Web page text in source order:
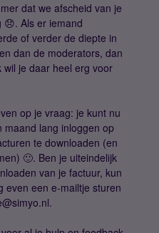
dat we afscheid van je
😞. Als er iemand
of verder de diepte in
dan de moderators, dan
wil je daar heel erg voor
op je vraag: je kunt nu
maand lang inloggen op
te downloaden (en
🙂. Ben je uiteindelijk
van je factuur, kun
even een e-mailtje sturen